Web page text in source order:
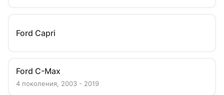
Ford Capri
Ford C-Max
4 поколения, 2003 - 2019